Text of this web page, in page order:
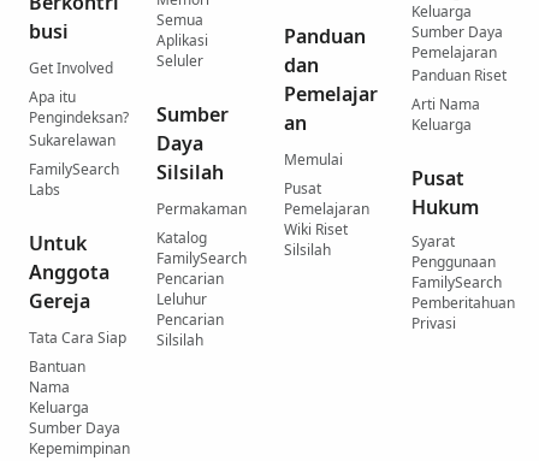
busi
Get Involved
Apa itu
Pengindeksan?
Sukarelawan
FamilySearch
Labs
Untuk
Anggota
Gereja
Tata Cara Siap
Bantuan
Nama
Keluarga
Sumber Daya
Kepemimpinan
Semua
Aplikasi
Seluler
Sumber
Daya
Silsilah
Permakaman
Katalog
FamilySearch
Pencarian
Leluhur
Pencarian
Silsilah
Panduan
dan
Pemelajar
an
Memulai
Pusat
Pemelajaran
Wiki Riset
Silsilah
Keluarga
Sumber Daya
Pemelajaran
Panduan Riset
Arti Nama
Keluarga
Pusat
Hukum
Syarat
Penggunaan
FamilySearch
Pemberitahuan
Privasi